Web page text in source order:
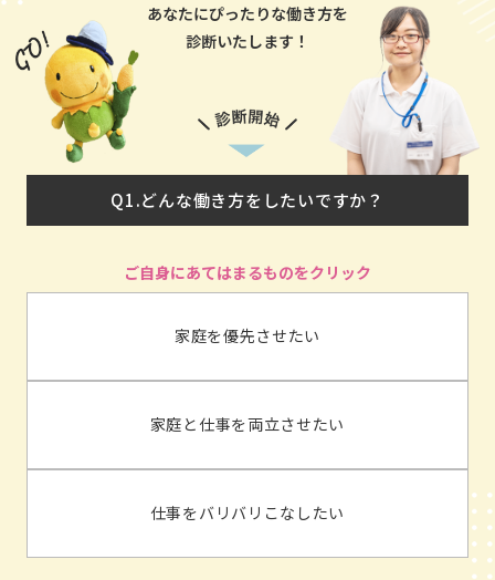
あなたにぴったりな働き方を
診断いたします！
Q1.どんな働き方をしたいですか？
家庭を優先させたい
家庭と仕事を両立させたい
仕事をバリバリこなしたい